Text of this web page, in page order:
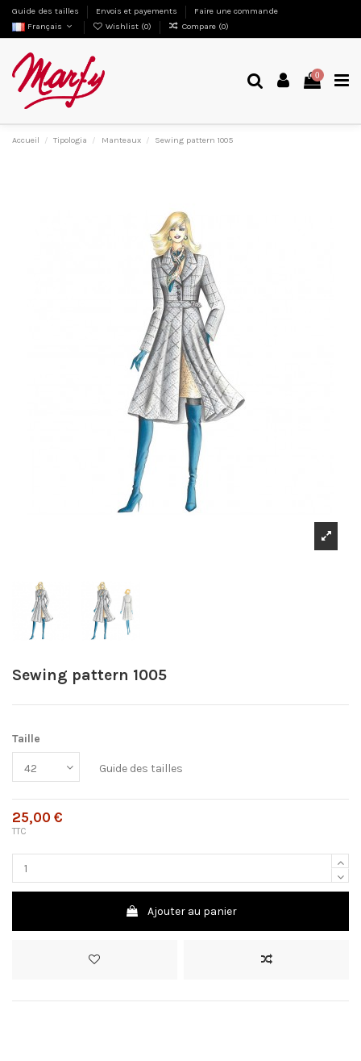
Guide des tailles Envois et payements
Faire une commande
Français
Wishlist (0) Compare (0)
0
Accueil Tipologia Manteaux Sewing pattern 1005
Sewing pattern 1005
Taille
Guide des tailles
25,00 €
TTC
Ajouter au panier